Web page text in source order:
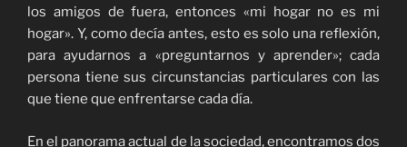
los amigos de fuera, entonces «mi hogar no es mi
hogar». Y, como decía antes, esto es solo una reflexión,
para ayudarnos a «preguntarnos y aprender»; cada
persona tiene sus circunstancias particulares con las
que tiene que enfrentarse cada día.
En el panorama actual de la sociedad, encontramos dos